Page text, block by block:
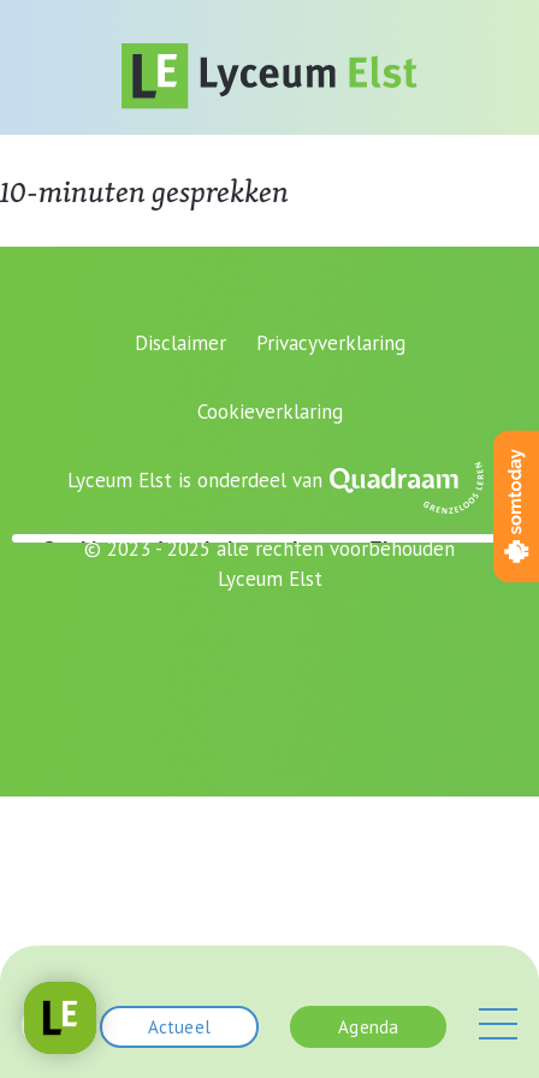
Actueel Agenda
10-minuten gesprekken
Disclaimer Privacyverklaring
Cookieverklaring
Lyceum Elst is onderdeel van
© 2023 - 2025 alle rechten voorbehouden
Lyceum Elst